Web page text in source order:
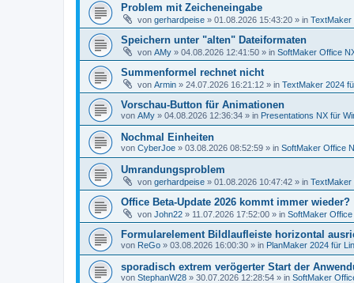
Problem mit Zeicheneingabe
von gerhardpeise » 01.08.2026 15:43:20 » in TextMaker
Speichern unter "alten" Dateiformaten
von AMy » 04.08.2026 12:41:50 » in SoftMaker Office
Summenformel rechnet nicht
von Armin » 24.07.2026 16:21:12 » in TextMaker 2024
Vorschau-Button für Animationen
von AMy » 04.08.2026 12:36:34 » in Presentations NX für
Nochmal Einheiten
von CyberJoe » 03.08.2026 08:52:59 » in SoftMaker Office
Umrandungsproblem
von gerhardpeise » 01.08.2026 10:47:42 » in TextMaker
Office Beta-Update 2026 kommt immer wieder?
von John22 » 11.07.2026 17:52:00 » in SoftMaker
Formularelement Bildlaufleiste horizontal
von ReGo » 03.08.2026 16:00:30 » in PlanMaker 2024 für
sporadisch extrem verögerter Start der
von StephanW28 » 30.07.2026 12:28:54 » in SoftMaker